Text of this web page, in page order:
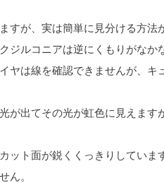
すが、実は簡単に見分ける方法
ルコニアは逆にくもりがなか
ヤは線を確認できませんが、キ
が出てその光が虹色に見えます
ット面が鋭くくっきりしていま
ん。